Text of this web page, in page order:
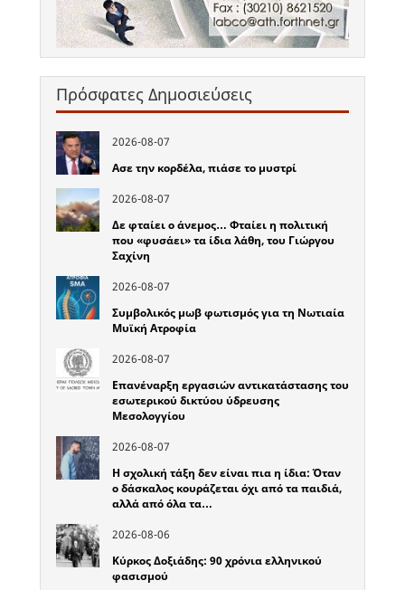
Πρόσφατες Δημοσιεύσεις
2026-08-07
Ασε την κορδέλα, πιάσε το μυστρί
2026-08-07
Δε φταίει ο άνεμος… Φταίει η πολιτική
που «φυσάει» τα ίδια λάθη, του Γιώργου
Σαχίνη
2026-08-07
Συμβολικός μωβ φωτισμός για τη Νωτιαία
Μυϊκή Ατροφία
2026-08-07
Επανέναρξη εργασιών αντικατάστασης του
εσωτερικού δικτύου ύδρευσης
Μεσολογγίου
2026-08-07
Η σχολική τάξη δεν είναι πια η ίδια: Όταν
ο δάσκαλος κουράζεται όχι από τα παιδιά,
αλλά από όλα τα…
2026-08-06
Κύρκος Δοξιάδης: 90 χρόνια ελληνικού
φασισμού